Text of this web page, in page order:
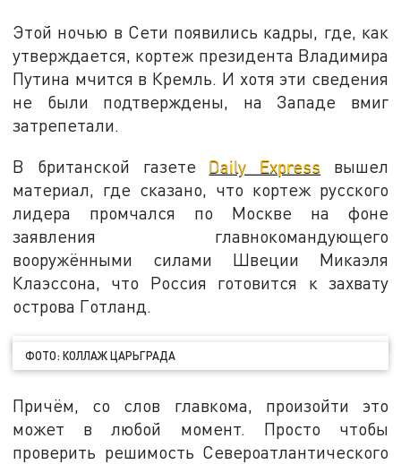
Этой ночью в Сети появились кадры, где, как
утверждается, кортеж президента Владимира
Путина мчится в Кремль. И хотя эти сведения
не были подтверждены, на Западе вмиг
затрепетали.
В британской газете Daily Express вышел
материал, где сказано, что кортеж русского
лидера промчался по Москве на фоне
заявления главнокомандующего
вооружёнными силами Швеции Микаэля
Клаэссона, что Россия готовится к захвату
острова Готланд.
ФОТО: КОЛЛАЖ ЦАРЬГРАДА
Причём, со слов главкома, произойти это
может в любой момент. Просто чтобы
проверить решимость Североатлантического